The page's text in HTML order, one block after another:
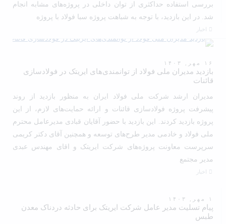
بررسی استفاده حداکثری از توان داخلی در پروژه‌های مشابه انجام
شد. در این بازدید، با توجه به شباهت پروژه سبا فولاد با پروژه
اخبار
۱۶ مهر, ۱۴۰۳
بازدید مدیران ملی فولاد از توانمندی‌های ایریتک در فولادسازی
قائنات
مدیران ارشد شرکت ملی فولاد ایران به منظور بازدید از روند
پیشرفت پروژه فولادسازی قائنات و ارائه حمایت‌های لازم، از این
پروژه بازدید کردند. این بازدید با حضور آقایان قبادی مدیرعامل محترم
ملی فولاد و خادمی مدیر طرح‌های توسعه و همچنین آقای دکتر کریمی
سرپرست معاونت پروژه‌های شرکت ایریتک و اقای مهندس عبدی
مدیر مجتمع
اخبار
۱ مهر, ۱۴۰۳
پیام تسلیت مدیر عامل شرکت ایریتک برای حادثه دردناک معدن
طبس